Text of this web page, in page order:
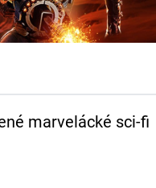
marvelácké sci-fi